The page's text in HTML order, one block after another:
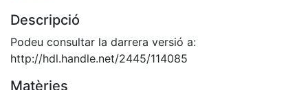
CHEMLIST (regulacions), CHEMCATS
(subministradors), MEDLINE des de 1958
(bibliogràfica).
Descripció
Podeu consultar la darrera versió a:
http://hdl.handle.net/2445/114085
Matèries